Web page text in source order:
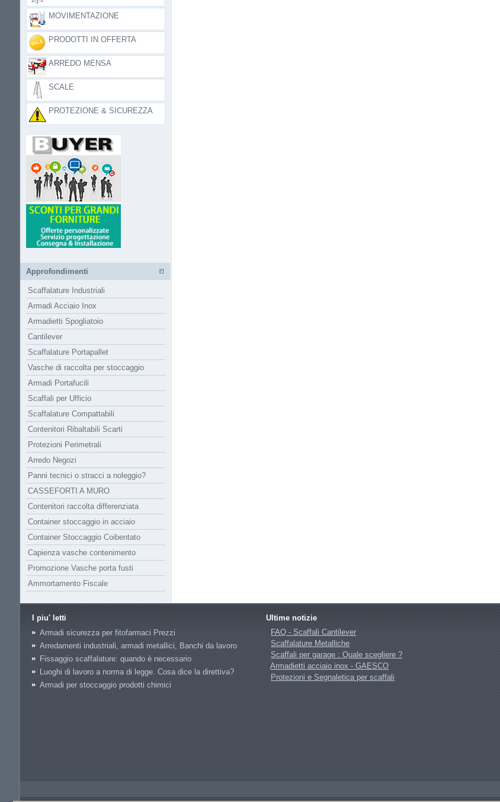
MOVIMENTAZIONE
PRODOTTI IN OFFERTA
ARREDO MENSA
SCALE
PROTEZIONE & SICUREZZA
Approfondimenti
Scaffalature Industriali
Armadi Acciaio Inox
Armadietti Spogliatoio
Cantilever
Scaffalature Portapallet
Vasche di raccolta per stoccaggio
Armadi Portafucili
Scaffali per Ufficio
Scaffalature Compattabili
Contenitori Ribaltabili Scarti
Protezioni Perimetrali
Arredo Negozi
Panni tecnici o stracci a noleggio?
CASSEFORTI A MURO
Contenitori raccolta differenziata
Container stoccaggio in acciaio
Container Stoccaggio Coibentato
Capienza vasche contenimento
Promozione Vasche porta fusti
Ammortamento Fiscale
I piu' letti
Armadi sicurezza per fitofarmaci Prezzi
Arredamenti industriali, armadi metallici, Banchi da lavoro
Fissaggio scaffalature: quando è necessario
Luoghi di lavoro a norma di legge. Cosa dice la direttiva?
Armadi per stoccaggio prodotti chimici
Ultime notizie
FAQ - Scaffali Cantilever
Scaffalature Metalliche
Scaffali per garage : Quale scegliere ?
Armadietti acciaio inox - GAESCO
Protezioni e Segnaletica per scaffali